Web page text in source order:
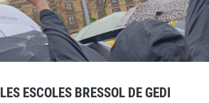
LES ESCOLES BRESSOL DE GEDI